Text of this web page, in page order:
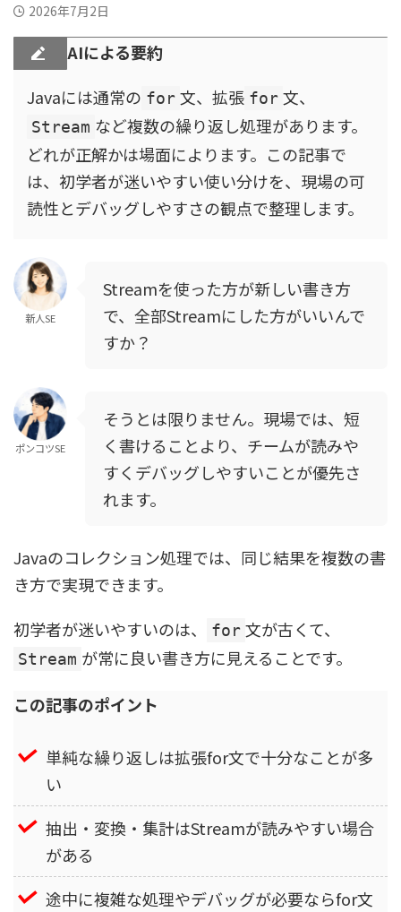
2026年7月2日
AIによる要約
Javaには通常の for 文、拡張 for 文、
Stream など複数の繰り返し処理があります。
どれが正解かは場面によります。この記事で
は、初学者が迷いやすい使い分けを、現場の可
読性とデバッグしやすさの観点で整理します。
新人SE
Streamを使った方が新しい書き方
で、全部Streamにした方がいいんで
すか？
ポンコツSE
そうとは限りません。現場では、短
く書けることより、チームが読みや
すくデバッグしやすいことが優先さ
れます。
Javaのコレクション処理では、同じ結果を複数の書
き方で実現できます。
初学者が迷いやすいのは、
for 文が古くて、
Stream が常に良い書き方に見えることです。
この記事のポイント
単純な繰り返しは拡張for文で十分なことが多
い
抽出・変換・集計はStreamが読みやすい場合
がある
途中に複雑な処理やデバッグが必要ならfor文